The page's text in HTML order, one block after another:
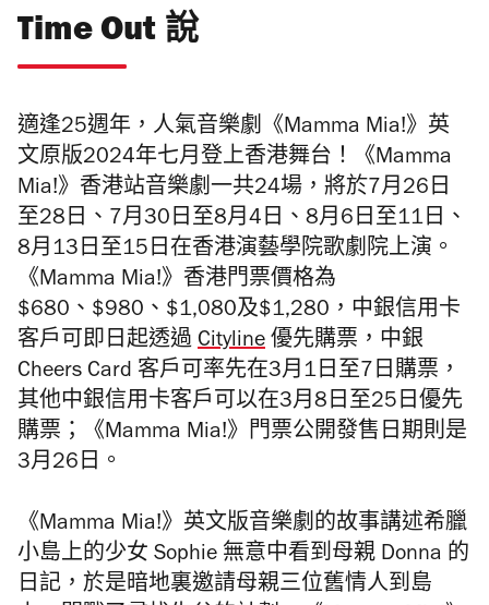
Time Out 說
適逢25週年，人氣音樂劇《Mamma Mia!》英
文原版2024年七月登上香港舞台！《Mamma
Mia!》香港站音樂劇一共24場，將於7月26日
至28日、7月30日至8月4日、8月6日至11日、
8月13日至15日在香港演藝學院歌劇院上演。
《Mamma Mia!》香港門票價格為
$680、$980、$1,080及$1,280，中銀信用卡
客戶可即日起透過 Cityline 優先購票，中銀
Cheers Card 客戶可率先在3月1日至7日購票，
其他中銀信用卡客戶可以在3月8日至25日優先
購票；《Mamma Mia!》門票公開發售日期則是
3月26日。
《Mamma Mia!》英文版音樂劇的故事講述希臘
小島上的少女 Sophie 無意中看到母親 Donna 的
日記，於是暗地裏邀請母親三位舊情人到島